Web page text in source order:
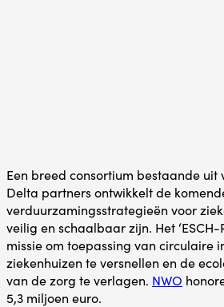
Een breed consortium bestaande
Delta partners ontwikkelt de
verduurzamingsstrategieën voor
veilig en schaalbaar zijn. Het ‘ESCH-
missie om toepassing van circulaire
ziekenhuizen te versnellen en de
van de zorg te verlagen. NWO
5,3 miljoen euro.